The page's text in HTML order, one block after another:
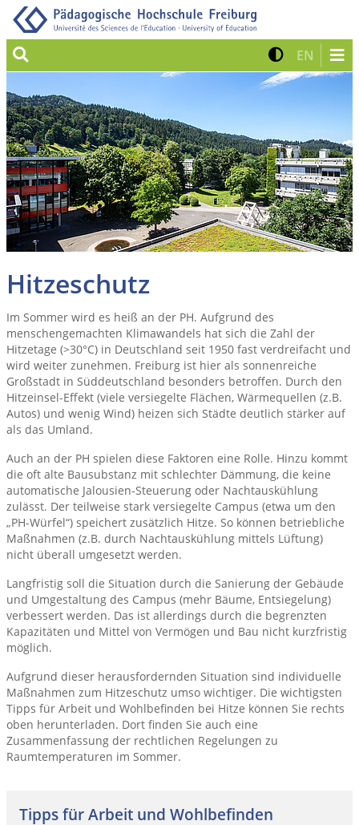
Suche Kontrast
EN Zur
Hitzeschutz
Im Sommer wird es heiß an der PH. Aufgrund des
menschengemachten Klimawandels hat sich die Zahl der
Hitzetage (>30°C) in Deutschland seit 1950 fast verdreifacht und
wird weiter zunehmen. Freiburg ist hier als sonnenreiche
Großstadt in Süddeutschland besonders betroffen. Durch den
Hitzeinsel-Effekt (viele versiegelte Flächen, Wärmequellen (z.B.
Autos) und wenig Wind) heizen sich Städte deutlich stärker auf
als das Umland.
Auch an der PH spielen diese Faktoren eine Rolle. Hinzu kommt
die oft alte Bausubstanz mit schlechter Dämmung, die keine
automatische Jalousien-Steuerung oder Nachtauskühlung
zulässt. Der teilweise stark versiegelte Campus (etwa um den
„PH-Würfel“) speichert zusätzlich Hitze. So können betriebliche
Maßnahmen (z.B. durch Nachtauskühlung mittels Lüftung)
nicht überall umgesetzt werden.
Langfristig soll die Situation durch die Sanierung der Gebäude
und Umgestaltung des Campus (mehr Bäume, Entsiegelung)
verbessert werden. Das ist allerdings durch die begrenzten
Kapazitäten und Mittel von Vermögen und Bau nicht kurzfristig
möglich.
Aufgrund dieser herausfordernden Situation sind individuelle
Maßnahmen zum Hitzeschutz umso wichtiger. Die wichtigsten
Tipps für Arbeit und Wohlbefinden bei Hitze können Sie rechts
oben herunterladen. Dort finden Sie auch eine
Zusammenfassung der rechtlichen Regelungen zu
Raumtemperaturen im Sommer.
Tipps für Arbeit und Wohlbefinden